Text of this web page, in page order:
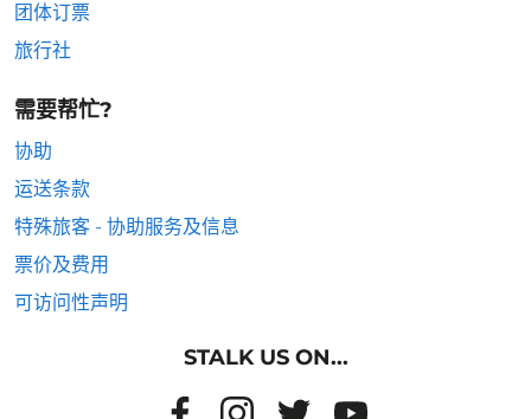
团体订票
旅行社
需要帮忙?
协助
运送条款
特殊旅客 - 协助服务及信息
票价及费用
可访问性声明
STALK US ON...